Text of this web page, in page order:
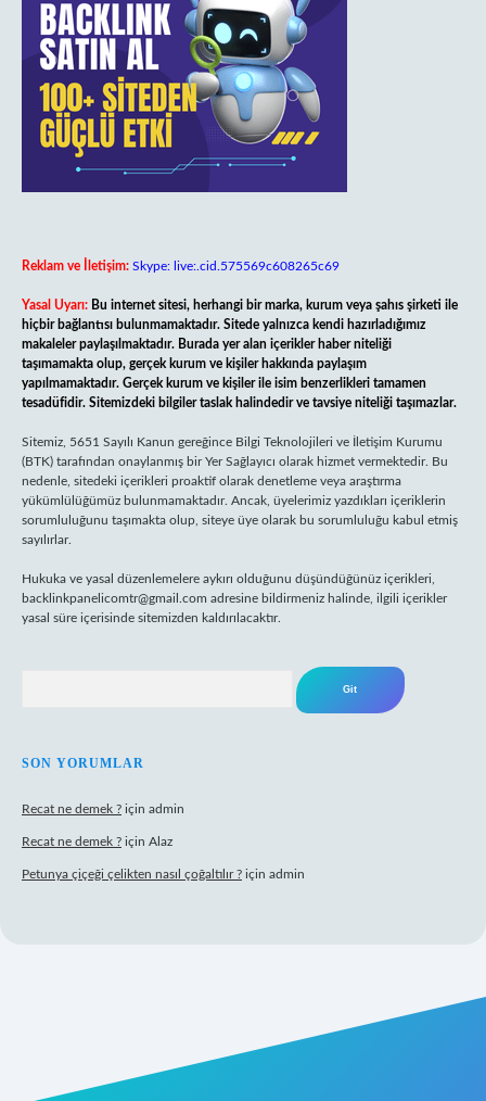
Reklam ve İletişim: Skype: live:.cid.575569c608265c69
Yasal Uyarı: Bu internet sitesi, herhangi bir marka, kurum veya şahıs şirketi ile
hiçbir bağlantısı bulunmamaktadır. Sitede yalnızca kendi hazırladığımız
makaleler paylaşılmaktadır. Burada yer alan içerikler haber niteliği
taşımamakta olup, gerçek kurum ve kişiler hakkında paylaşım
yapılmamaktadır. Gerçek kurum ve kişiler ile isim benzerlikleri tamamen
tesadüfidir. Sitemizdeki bilgiler taslak halindedir ve tavsiye niteliği taşımazlar.
Sitemiz, 5651 Sayılı Kanun gereğince Bilgi Teknolojileri ve İletişim Kurumu
(BTK) tarafından onaylanmış bir Yer Sağlayıcı olarak hizmet vermektedir. Bu
nedenle, sitedeki içerikleri proaktif olarak denetleme veya araştırma
yükümlülüğümüz bulunmamaktadır. Ancak, üyelerimiz yazdıkları içeriklerin
sorumluluğunu taşımakta olup, siteye üye olarak bu sorumluluğu kabul etmiş
sayılırlar.
Hukuka ve yasal düzenlemelere aykırı olduğunu düşündüğünüz içerikleri,
backlinkpanelicomtr@gmail.com adresine bildirmeniz halinde, ilgili içerikler
yasal süre içerisinde sitemizden kaldırılacaktır.
SON YORUMLAR
Recat ne demek ? için admin
Recat ne demek ? için Alaz
Petunya çiçeği çelikten nasıl çoğaltılır ? için admin